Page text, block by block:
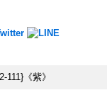
《紫》